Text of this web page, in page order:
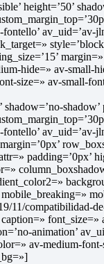
height=’50’
hide=» av-
size=» av-small-
padding=’0px’
11/compatibilidad-
font_size=»
animation’
av-medium-